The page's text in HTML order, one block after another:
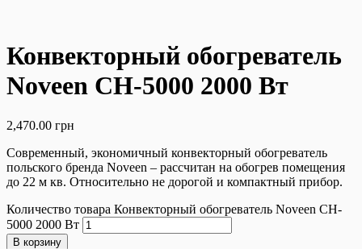
Конвекторный обогреватель
Noveen CH-5000 2000 Вт
2,470.00 грн
Современный, экономичный конвекторный обогреватель
польского бренда Noveen – рассчитан на обогрев помещения
до 22 м кв. Относительно не дорогой и компактный прибор.
Количество товара Конвекторный обогреватель Noveen CH-
5000 2000 Вт
В корзину